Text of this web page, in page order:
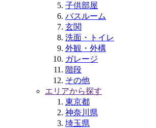
子供部屋
バスルーム
玄関
洗面・トイレ
外観・外構
ガレージ
階段
その他
エリアから探す
東京都
神奈川県
埼玉県